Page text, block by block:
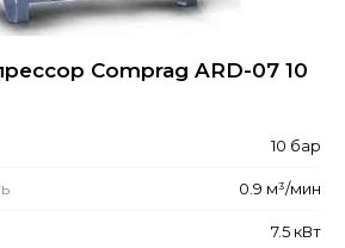
Comprag ARD-07 10
10 бар
0.9 м³/мин
7.5 кВт